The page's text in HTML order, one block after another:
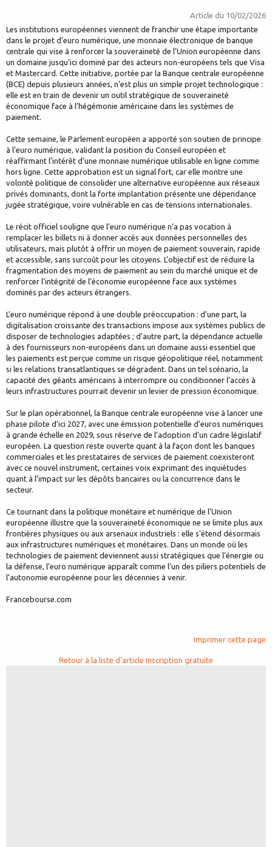
Article du 10/02/2026
Les institutions européennes viennent de franchir une étape importante
dans le projet d’euro numérique, une monnaie électronique de banque
centrale qui vise à renforcer la souveraineté de l’Union européenne dans
un domaine jusqu’ici dominé par des acteurs non-européens tels que Visa
et Mastercard. Cette initiative, portée par la Banque centrale européenne
(BCE) depuis plusieurs années, n’est plus un simple projet technologique :
elle est en train de devenir un outil stratégique de souveraineté
économique face à l’hégémonie américaine dans les systèmes de
paiement.
Cette semaine, le Parlement européen a apporté son soutien de principe
à l’euro numérique, validant la position du Conseil européen et
réaffirmant l’intérêt d’une monnaie numérique utilisable en ligne comme
hors ligne. Cette approbation est un signal fort, car elle montre une
volonté politique de consolider une alternative européenne aux réseaux
privés dominants, dont la forte implantation présente une dépendance
jugée stratégique, voire vulnérable en cas de tensions internationales.
Le récit officiel souligne que l’euro numérique n’a pas vocation à
remplacer les billets ni à donner accès aux données personnelles des
utilisateurs, mais plutôt à offrir un moyen de paiement souverain, rapide
et accessible, sans surcoût pour les citoyens. L’objectif est de réduire la
fragmentation des moyens de paiement au sein du marché unique et de
renforcer l’intégrité de l’économie européenne face aux systèmes
dominés par des acteurs étrangers.
L’euro numérique répond à une double préoccupation : d’une part, la
digitalisation croissante des transactions impose aux systèmes publics de
disposer de technologies adaptées ; d’autre part, la dépendance actuelle
à des fournisseurs non-européens dans un domaine aussi essentiel que
les paiements est perçue comme un risque géopolitique réel, notamment
si les relations transatlantiques se dégradent. Dans un tel scénario, la
capacité des géants américains à interrompre ou conditionner l’accès à
leurs infrastructures pourrait devenir un levier de pression économique.
Sur le plan opérationnel, la Banque centrale européenne vise à lancer une
phase pilote d’ici 2027, avec une émission potentielle d’euros numériques
à grande échelle en 2029, sous réserve de l’adoption d’un cadre législatif
européen. La question reste ouverte quant à la façon dont les banques
commerciales et les prestataires de services de paiement coexisteront
avec ce nouvel instrument, certaines voix exprimant des inquiétudes
quant à l’impact sur les dépôts bancaires ou la concurrence dans le
secteur.
Ce tournant dans la politique monétaire et numérique de l’Union
européenne illustre que la souveraineté économique ne se limite plus aux
frontières physiques ou aux arsenaux industriels : elle s’étend désormais
aux infrastructures numériques et monétaires. Dans un monde où les
technologies de paiement deviennent aussi stratégiques que l’énergie ou
la défense, l’euro numérique apparaît comme l’un des piliers potentiels de
l’autonomie européenne pour les décennies à venir.
Francebourse.com
Imprimer cette page
Retour à la liste d'article Inscription gratuite